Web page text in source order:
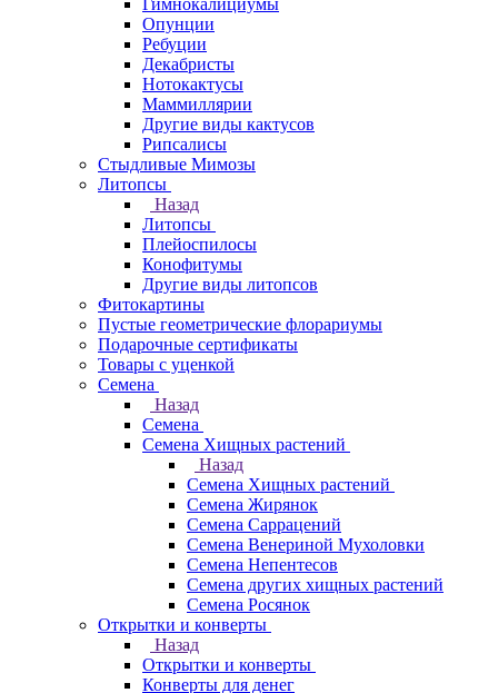
Гимнокалициумы
Опунции
Ребуции
Декабристы
Нотокактусы
Маммиллярии
Другие виды кактусов
Рипсалисы
Стыдливые Мимозы
Литопсы
Назад
Литопсы
Плейоспилосы
Конофитумы
Другие виды литопсов
Фитокартины
Пустые геометрические флорариумы
Подарочные сертификаты
Товары с уценкой
Семена
Назад
Семена
Семена Хищных растений
Назад
Семена Хищных растений
Семена Жирянок
Семена Саррацений
Семена Венериной Мухоловки
Семена Непентесов
Семена других хищных растений
Семена Росянок
Открытки и конверты
Назад
Открытки и конверты
Конверты для денег